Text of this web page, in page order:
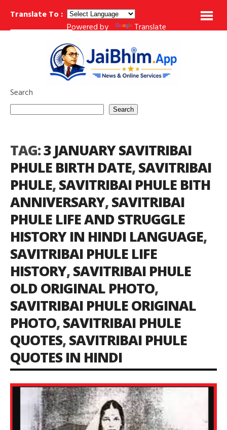
Translate To :
Powered by
Translate
Search
Search
TAG:3 JANUARY SAVITRIBAI
PHULE BIRTH DATE,SAVITRIBAI
PHULE,SAVITRIBAI PHULE BITH
ANNIVERSARY,SAVITRIBAI
PHULE LIFE AND STRUGGLE
HISTORY IN HINDI LANGUAGE,
SAVITRIBAI PHULE LIFE
HISTORY,SAVITRIBAI PHULE
OLD ORIGINAL PHOTO,
SAVITRIBAI PHULE ORIGINAL
PHOTO,SAVITRIBAI PHULE
QUOTES,SAVITRIBAI PHULE
QUOTES IN HINDI